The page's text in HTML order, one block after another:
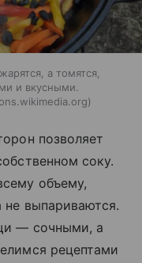
а томятся,
и вкусными.
позволяет
соку.
объему,
не выпариваются.
— сочными, а
рецептами